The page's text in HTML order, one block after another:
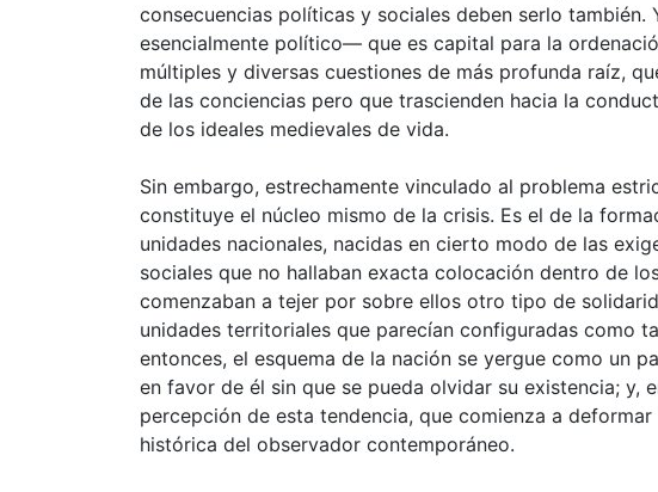
consecuencias políticas y sociales deben serlo
esencialmente político— que es capital para la
múltiples y diversas cuestiones de más profunda raíz,
de las conciencias pero que trascienden hacia la
de los ideales medievales de vida.
Sin embargo, estrechamente vinculado al problema
constituye el núcleo mismo de la crisis. Es el de la
unidades nacionales, nacidas en cierto modo de las
sociales que no hallaban exacta colocación dentro de
comenzaban a tejer por sobre ellos otro tipo de
unidades territoriales que parecían configuradas como
entonces, el esquema de la nación se yergue como un
en favor de él sin que se pueda olvidar su existencia; y,
percepción de esta tendencia, que comienza a deformar
histórica del observador contemporáneo.